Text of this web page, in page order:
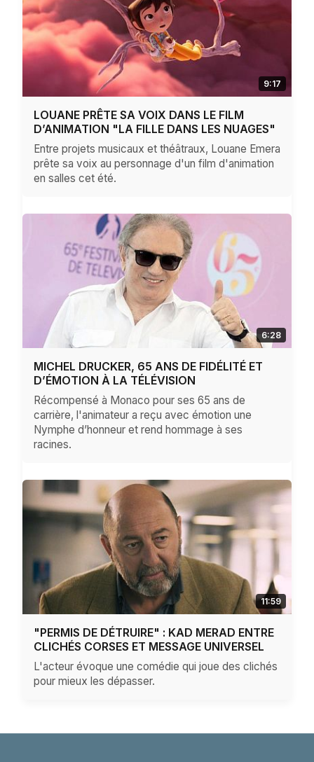
9:17
LOUANE PRÊTE SA VOIX DANS LE FILM
D’ANIMATION "LA FILLE DANS LES NUAGES"
Entre projets musicaux et théâtraux, Louane Emera
prête sa voix au personnage d'un film d'animation
en salles cet été.
6:28
MICHEL DRUCKER, 65 ANS DE FIDÉLITÉ ET
D’ÉMOTION À LA TÉLÉVISION
Récompensé à Monaco pour ses 65 ans de
carrière, l'animateur a reçu avec émotion une
Nymphe d’honneur et rend hommage à ses
racines.
11:59
"PERMIS DE DÉTRUIRE" : KAD MERAD ENTRE
CLICHÉS CORSES ET MESSAGE UNIVERSEL
L'acteur évoque une comédie qui joue des clichés
pour mieux les dépasser.